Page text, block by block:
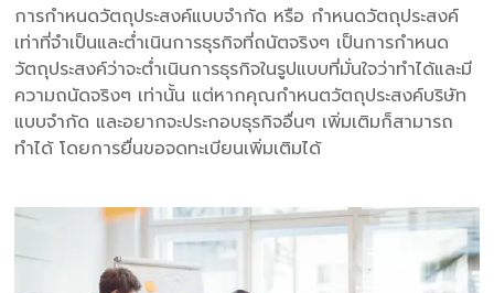
การกำหนดวัตถุประสงค์แบบจำกัด หรือ กำหนดวัตถุประสงค์
เท่าที่จำเป็นและต่ำเนินการธุรกิจที่ถนัตจริงๆ เป็นการกำหนด
วัตถุประสงค์ว่าจะต่ำเนินการธุรกิจในรูปแบบที่มั่นใจว่าทำได้และมี
ความถนัดจริงๆ เท่านั้น แต่หากคุณกำหนตวัตถุประสงค์บริษัท
แบบจำกัด และอยากจะประกอบธุรกิจอื่นๆ เพิ่มเติมก็สามารถ
ทำได้ โดยการยื่นขอจดทะเบียนเพิ่มเติมได้